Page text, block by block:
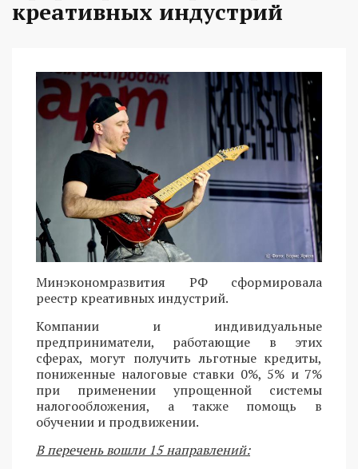
креативных индустрий
Минэкономразвития РФ сформировала
реестр креативных индустрий.
Компании и индивидуальные
предприниматели, работающие в этих
сферах, могут получить льготные кредиты,
пониженные налоговые ставки 0%, 5% и 7%
при применении упрощенной системы
налогообложения, а также помощь в
обучении и продвижении.
В перечень вошли 15 направлений: